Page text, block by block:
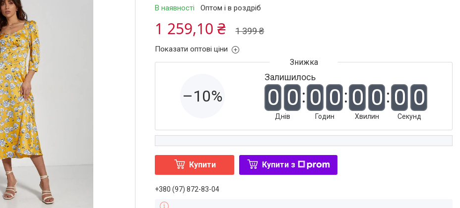
В наявності Оптом і в роздріб
1 399 ₴
1 259,10 ₴
Показати оптові ціни
–10%
Залишилось
0 0
Днів
0 0
Годин
0 0
Хвилин
0 0
Секунд
Купити Купити з
+380 (97) 872-83-04